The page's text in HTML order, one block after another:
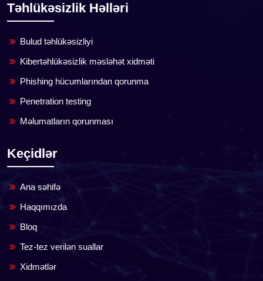
Təhlükəsizlik Həlləri
Bulud təhlükəsizliyi
Kibertəhlükəsizlik məsləhət xidməti
Phishing hücumlarından qorunma
Penetration testing
Məlumatların qorunması
Keçidlər
Ana səhifə
Haqqımızda
Bloq
Tez-tez verilən suallar
Xidmətlər